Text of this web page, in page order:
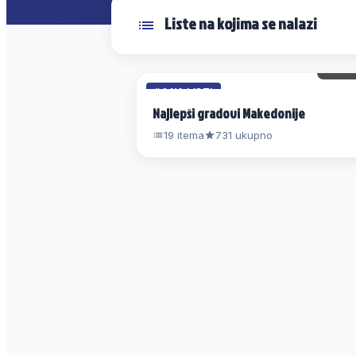
Liste na kojima se nalazi
#4 NA LISTI
Najlepši gradovi Makedonije
19 itema 731 ukupno